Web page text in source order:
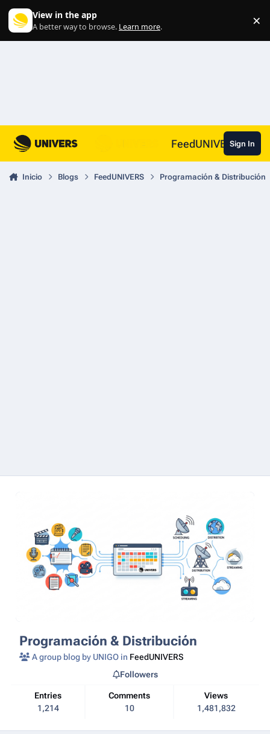
View in the app
A better way to browse. Learn more. ×
FeedUNIVERSSign In
Inicio Blogs FeedUNIVERS Programación & Distribución
Programación & Distribución
A group blog by UNIGO in FeedUNIVERS
Entries
1,214
Comments
10
Views
1,481,832
Followers